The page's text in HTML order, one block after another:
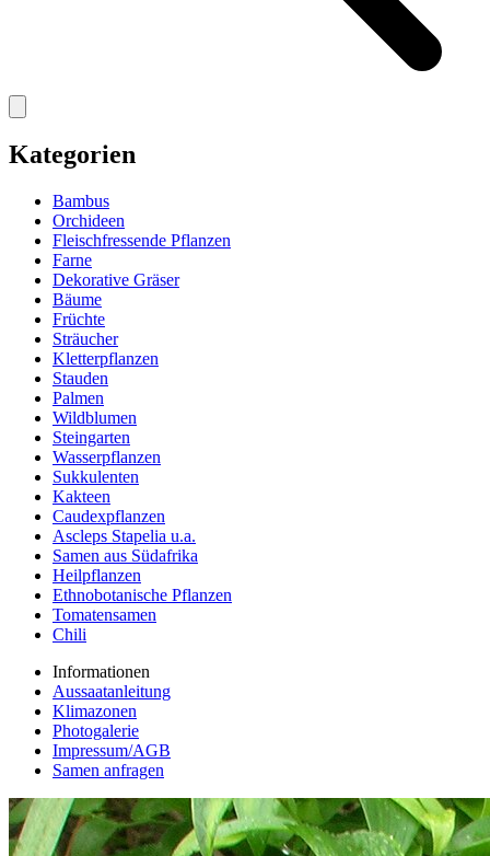
Kategorien
Bambus
Orchideen
Fleischfressende Pflanzen
Farne
Dekorative Gräser
Bäume
Früchte
Sträucher
Kletterpflanzen
Stauden
Palmen
Wildblumen
Steingarten
Wasserpflanzen
Sukkulenten
Kakteen
Caudexpflanzen
Ascleps Stapelia u.a.
Samen aus Südafrika
Heilpflanzen
Ethnobotanische Pflanzen
Tomatensamen
Chili
Informationen
Aussaatanleitung
Klimazonen
Photogalerie
Impressum/AGB
Samen anfragen